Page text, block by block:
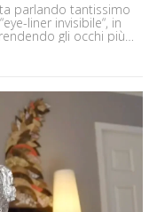
parlando tantissimo
liner invisibile“, in
gli occhi più
tratta precisamente?
farlo senza rischiare di